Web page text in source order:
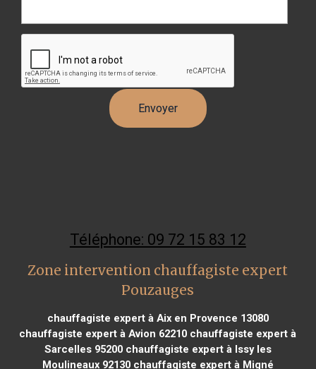
Téléphone: 09 72 15 83 12
Zone intervention chauffagiste expert
Pouzauges
chauffagiste expert à Aix en Provence 13080
chauffagiste expert à Avion 62210 chauffagiste expert à
Sarcelles 95200chauffagiste expert à Issy les
Moulineaux 92130chauffagiste expert à Migné